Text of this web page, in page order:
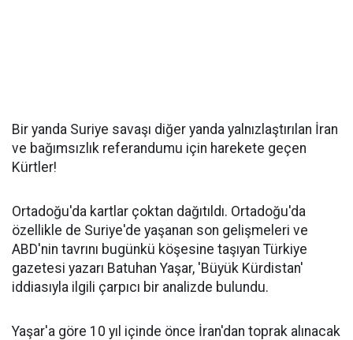
Bir yanda Suriye savaşı diğer yanda yalnızlaştırılan İran
ve bağımsızlık referandumu için harekete geçen
Kürtler!
Ortadoğu'da kartlar çoktan dağıtıldı. Ortadoğu'da
özellikle de Suriye'de yaşanan son gelişmeleri ve
ABD'nin tavrını bugünkü köşesine taşıyan Türkiye
gazetesi yazarı Batuhan Yaşar, 'Büyük Kürdistan'
iddiasıyla ilgili çarpıcı bir analizde bulundu.
Yaşar'a göre 10 yıl içinde önce İran'dan toprak alınacak